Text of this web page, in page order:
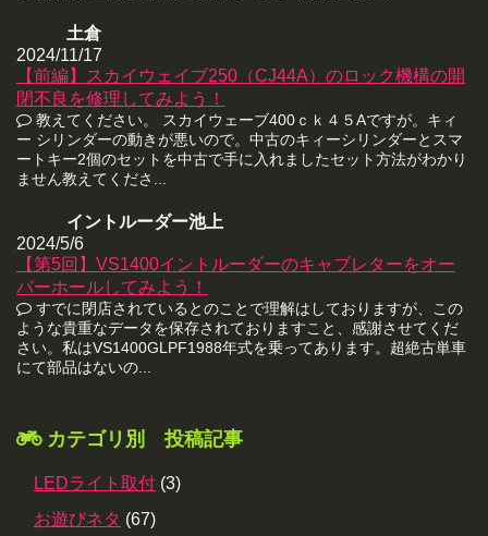
土倉
2024/11/17
【前編】スカイウェイブ250（CJ44A）のロック機構の開
閉不良を修理してみよう！
教えてください。 スカイウェーブ400ｃｋ４５Aですが。キィ
ー シリンダーの動きが悪いので。中古のキィーシリンダーとスマ
ートキー2個のセットを中古で手に入れましたセット方法がわかり
ません教えてくださ...
イントルーダー池上
2024/5/6
【第5回】VS1400イントルーダーのキャブレターをオー
バーホールしてみよう！
すでに閉店されているとのことで理解はしておりますが、この
ような貴重なデータを保存されておりますこと、感謝させてくだ
さい。私はVS1400GLPF1988年式を乗ってあります。超絶古単車
にて部品はないの...
カテゴリ別 投稿記事
LEDライト取付 (3)
お遊びネタ (67)